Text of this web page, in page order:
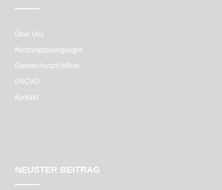
Über Uns
Nutzungsbedingungen
Datenschutzrichtlinie
DSGVO
Kontakt
NEUSTER BEITRAG